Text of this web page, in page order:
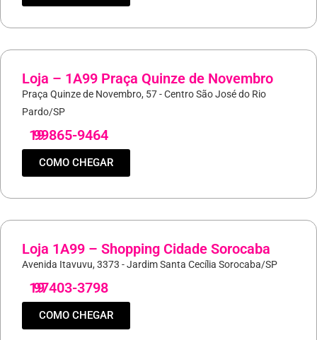
Loja – 1A99 Praça Quinze de Novembro
Praça Quinze de Novembro, 57 - Centro São José do Rio
Pardo/SP
19
99865-9464
COMO CHEGAR
Loja 1A99 – Shopping Cidade Sorocaba
Avenida Itavuvu, 3373 - Jardim Santa Cecília Sorocaba/SP
19
97403-3798
COMO CHEGAR